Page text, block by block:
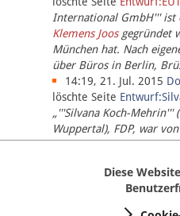
International GmbH''' ist
Klemens Joosgegründet
München hat. Nach
über Büros in Berlin,
14:19, 21. Jul. 2015
löschte Seite
„'''Silvana Koch-
Wuppertal), FDP, war
Europäischen
Diese